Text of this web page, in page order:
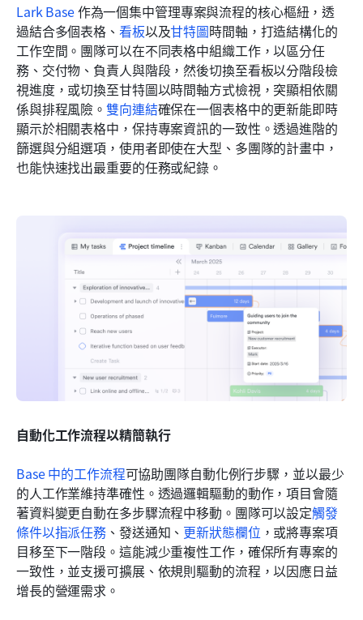
Lark Base 作為一個集中管理專案與流程的核心樞紐，透
過結合多個表格、 看板以及甘特圖時間軸，打造結構化的
工作空間。團隊可以在不同表格中組織工作，以區分任
務、交付物、負責人與階段，然後切換至看板以分階段檢
視進度，或切換至甘特圖以時間軸方式檢視，突顯相依關
係與排程風險。雙向連結確保在一個表格中的更新能即時
顯示於相關表格中，保持專案資訊的一致性。透過進階的
篩選與分組選項，使用者即使在大型、多團隊的計畫中，
也能快速找出最重要的任務或紀錄。
自動化工作流程以精簡執行
Base 中的工作流程可協助團隊自動化例行步驟，並以最少
的人工作業維持準確性。透過邏輯驅動的動作，項目會隨
著資料變更自動在多步驟流程中移動。團隊可以設定觸發
條件以指派任務 、發送通知、 更新狀態欄位 ，或將專案項
目移至下一階段。這能減少重複性工作，確保所有專案的
一致性，並支援可擴展、依規則驅動的流程，以因應日益
增長的營運需求。